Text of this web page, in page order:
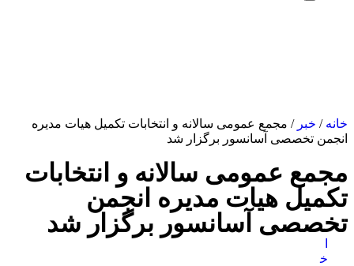
خانه / خبر / مجمع عمومی سالانه و انتخابات تکمیل هیات مدیره
انجمن تخصصی آسانسور برگزار شد
مجمع عمومی سالانه و انتخابات
تکمیل هیات مدیره انجمن
تخصصی آسانسور برگزار شد
خ